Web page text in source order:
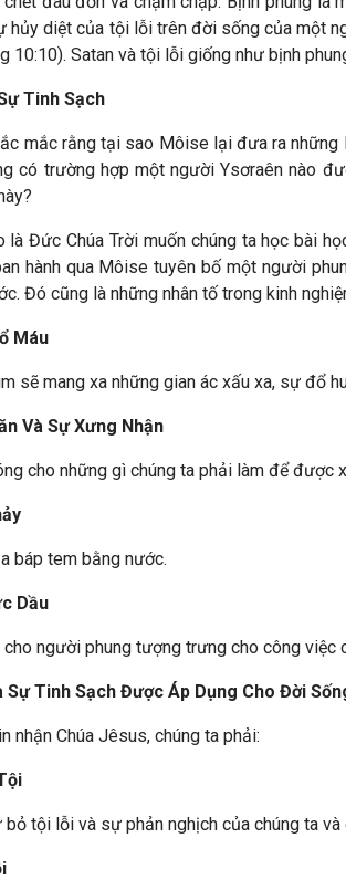
hủy diệt của tội lỗi trên đời sống của một
10:10). Satan và tội lỗi giống như bịnh
Tinh Sạch
mắc rằng tại sao Môise lại đưa ra
có trường hợp một người Ysơraên nào
là Đức Chúa Trời muốn chúng ta học bài
hành qua Môise tuyên bố một người
Đó cũng là những nhân tố trong kinh
Máu
sẽ mang xa những gian ác xấu xa, sự đổ
Và Sự Xưng Nhận
cho những gì chúng ta phải làm để
báp tem bằng nước.
Dầu
người phung tượng trưng cho công việc
Sự Tinh Sạch Được Áp Dụng Cho Đời
nhận Chúa Jêsus, chúng ta phải:
bỏ tội lỗi và sự phản nghịch của chúng ta